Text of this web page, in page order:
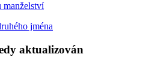
manželství
jména
aktualizován